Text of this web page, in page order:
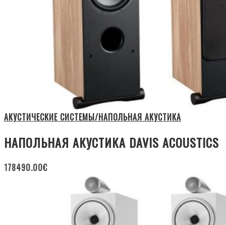
АКУСТИЧЕСКИЕ СИСТЕМЫ/НАПОЛЬНАЯ АКУСТИКА
НАПОЛЬНАЯ АКУСТИКА DAVIS ACOUSTICS
178490.00€